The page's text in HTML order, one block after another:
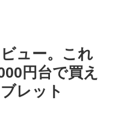
ュー。これ
円台で買え
レット